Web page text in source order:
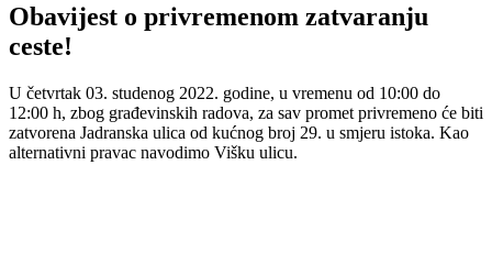
Obavijest o privremenom zatvaranju
ceste!
U četvrtak 03. studenog 2022. godine, u vremenu od 10:00 do
12:00 h, zbog građevinskih radova, za sav promet privremeno će biti
zatvorena Jadranska ulica od kućnog broj 29. u smjeru istoka. Kao
alternativni pravac navodimo Višku ulicu.